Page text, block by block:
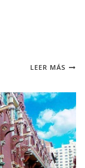
LEER MÁS